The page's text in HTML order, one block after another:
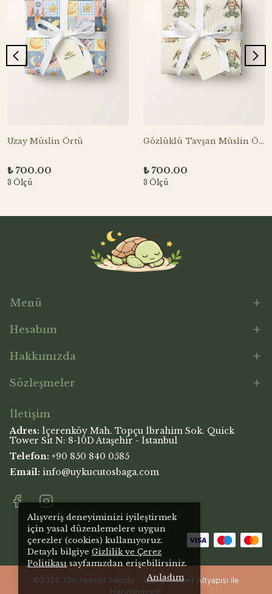
Alışveriş deneyiminizi iyileştirmek
için yasal düzenlemelere uygun
çerezler (cookies) kullanıyoruz.
Detaylı bilgiye Gizlilik ve Çerez
Politikasısayfamızdan erişebilirsiniz.
Anladım
Uzay Müslin Örtü
₺ 700.00
3 Ölçü
Gözlüklü Tavşan Müslin Örtü
₺ 700.00
3 Ölçü
Menü
Hesabım
Hakkımızda
Sözleşmeler
İletişim
Adres: İçerenköy Mah. Topçu İbrahim Sok. Quick
Tower Sit N: 8-10D Ataşehir - İstanbul
Telefon: +90 850 840 0585
Email: info@uykucutosbaga.com
©2025 Tüm Hakları Saklıdır - ikas E-Ticaret Altyapısı ile
Hazırlanmıştır.